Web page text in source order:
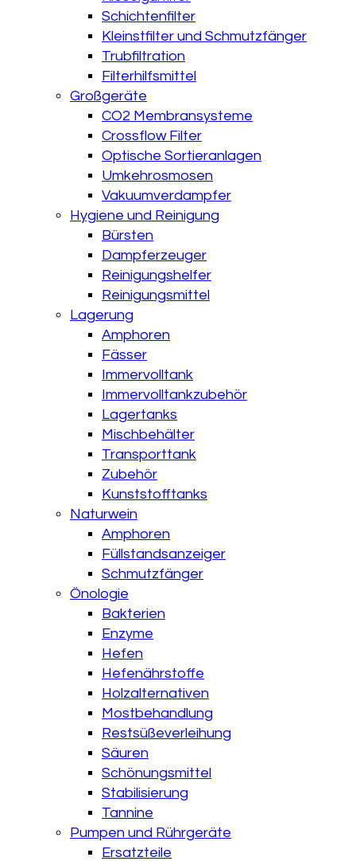
Schichtenfilter
Kleinstfilter und Schmutzfänger
Trubfiltration
Filterhilfsmittel
Großgeräte
CO2 Membransysteme
Crossflow Filter
Optische Sortieranlagen
Umkehrosmosen
Vakuumverdampfer
Hygiene und Reinigung
Bürsten
Dampferzeuger
Reinigungshelfer
Reinigungsmittel
Lagerung
Amphoren
Fässer
Immervolltank
Immervolltankzubehör
Lagertanks
Mischbehälter
Transporttank
Zubehör
Kunststofftanks
Naturwein
Amphoren
Füllstandsanzeiger
Schmutzfänger
Önologie
Bakterien
Enzyme
Hefen
Hefenährstoffe
Holzalternativen
Mostbehandlung
Restsüßeverleihung
Säuren
Schönungsmittel
Stabilisierung
Tannine
Pumpen und Rührgeräte
Ersatzteile